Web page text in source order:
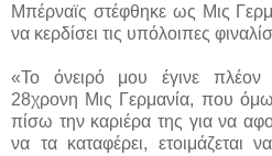
Μπέρναϊς στέφθηκε ως Μις
να κερδίσει τις υπόλοιπες
«Το όνειρό μου έγινε πλέον
28χρονη Μις Γερμανία, που
πίσω την καριέρα της για να
να τα καταφέρει, ετοιμάζεται